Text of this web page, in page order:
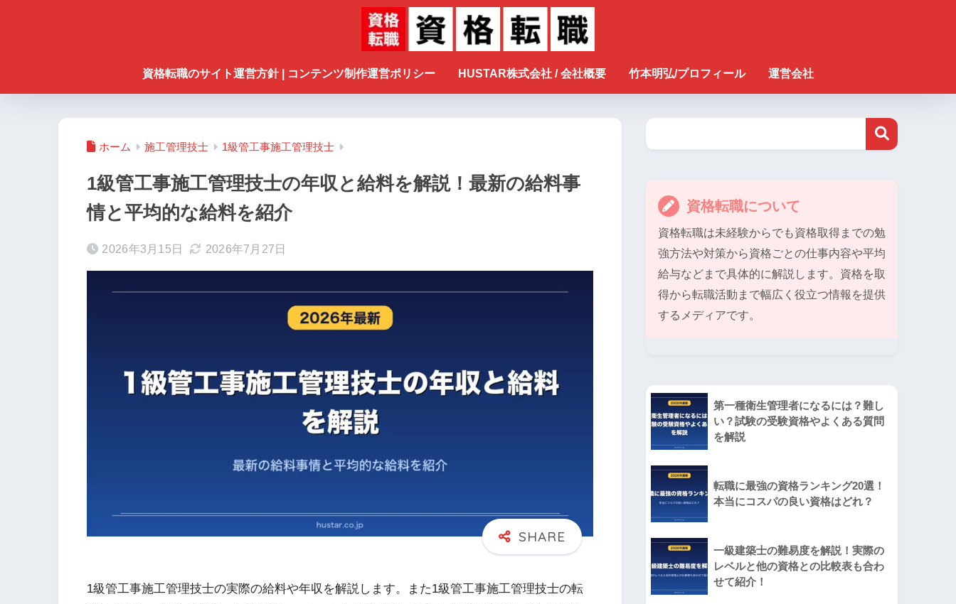
資格転職のサイト運営方針 | コンテンツ制作運営ポリシー HUSTAR株式会社 / 会社概要 竹本明弘/プロフィール 運営会社
ホーム 施工管理技士 1級管工事施工管理技士
1級管工事施工管理技士の年収と給料を解説！最新の給料事
情と平均的な給料を紹介
2026年3月15日 2026年7月27日
1級管工事施工管理技士の実際の給料や年収を解説します。また1級管工事施工管理技士の転
資格転職について
資格転職は未経験からでも資格取得までの勉
強方法や対策から資格ごとの仕事内容や平均
給与などまで具体的に解説します。資格を取
得から転職活動まで幅広く役立つ情報を提供
するメディアです。
第一種衛生管理者になるには？難し
い？試験の受験資格やよくある質問
を解説
転職に最強の資格ランキング20選！
本当にコスパの良い資格はどれ？
一級建築士の難易度を解説！実際の
レベルと他の資格との比較表も合わ
せて紹介！